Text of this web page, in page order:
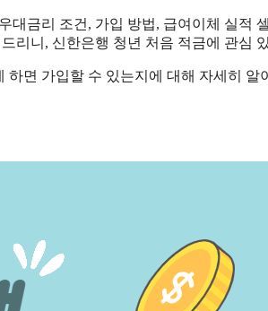
대금리 조건, 가입 방법, 급여이체 실
리니, 신한은행 청년 처음 적금에 관심
면 가입할 수 있는지에 대해 자세히 알